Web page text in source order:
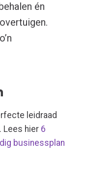
én
leidraad
Lees hier 6
businessplan